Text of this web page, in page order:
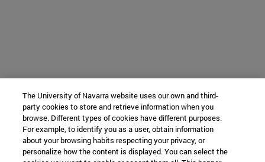
The University of Navarra website uses our own and third-
party cookies to store and retrieve information when you
browse. Different types of cookies have different purposes.
For example, to identify you as a user, obtain information
about your browsing habits respecting your privacy, or
personalize how the content is displayed. You can select the